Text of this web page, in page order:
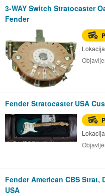
3-WAY Switch Stratocaster
Fender
Fender Stratocaster USA
Fender American CBS Strat,
USA